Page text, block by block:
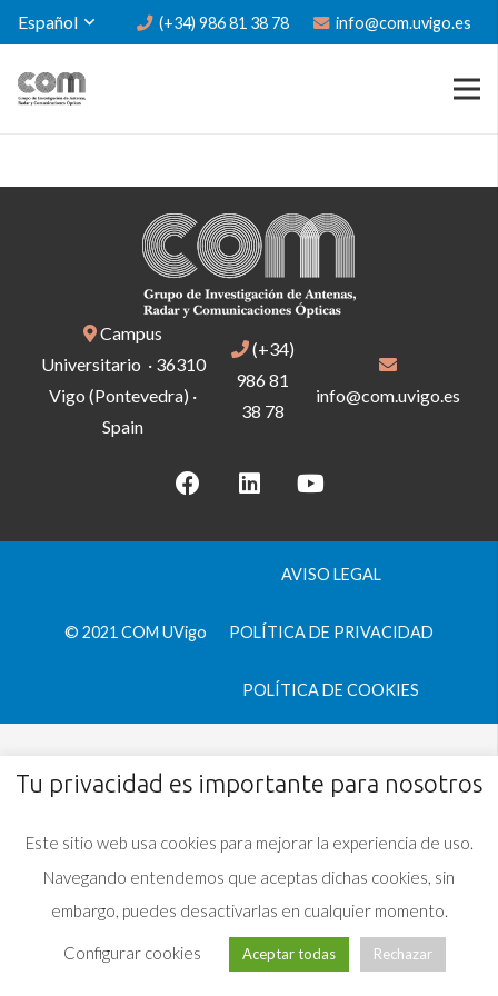
Español (+34) 986 81 38 78 info@com.uvigo.es
Campus
Universitario · 36310
Vigo (Pontevedra) ·
Spain
(+34)
986 81
38 78
info@com.uvigo.es
© 2021 COM UVigo
AVISO LEGAL
POLÍTICA DE PRIVACIDAD
POLÍTICA DE COOKIES
Tu privacidad es importante para nosotros
Este sitio web usa cookies para mejorar la experiencia de uso.
Navegando entendemos que aceptas dichas cookies, sin
embargo, puedes desactivarlas en cualquier momento.
Configurar cookies Aceptar todas Rechazar